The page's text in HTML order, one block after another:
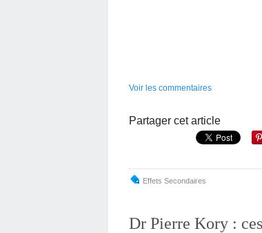
Voir les commentaires
Partager cet article
Effets Secondaires
Dr Pierre Kory :